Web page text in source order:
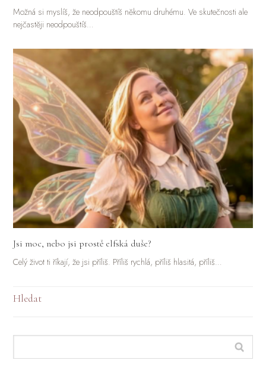
Možná si myslíš, že neodpouštíš někomu druhému. Ve skutečnosti ale
nejčastěji neodpouštíš…
Jsi moc, nebo jsi prostě elfská duše?
Celý život ti říkají, že jsi příliš. Příliš rychlá, příliš hlasitá, příliš…
Hledat